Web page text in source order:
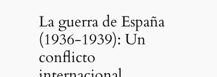
y
2030
La guerra de España
(1936-1939): Un
conflicto